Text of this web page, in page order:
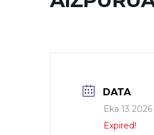
DATA
Eka 13 2026
Expired!